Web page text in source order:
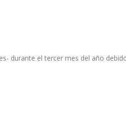
durante el tercer mes del año